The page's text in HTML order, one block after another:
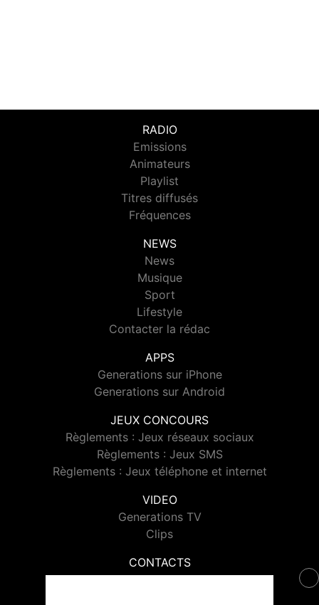
RADIO
Emissions
Animateurs
Playlist
Titres diffusés
Fréquences
NEWS
News
Musique
Sport
Lifestyle
Contacter la rédac
APPS
Generations sur iPhone
Generations sur Android
JEUX CONCOURS
Règlements : Jeux réseaux sociaux
Règlements : Jeux SMS
Règlements : Jeux téléphone et internet
VIDEO
Generations TV
Clips
CONTACTS
Contacter Generations